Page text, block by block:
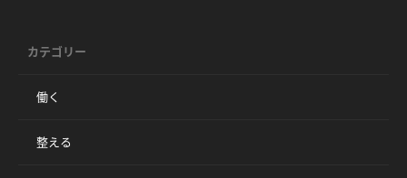
カテゴリー
働く
整える